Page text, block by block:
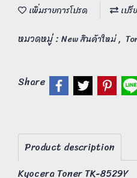
เพิ่มรายการโปรด เป
หมวดหมู่ : New สินค้าใหม่,
Share
Product description
Kyocera Toner TK-8529Y